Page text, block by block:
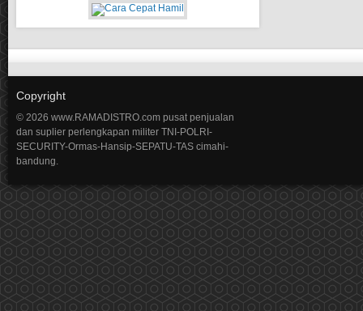
Copyright
© 2026 www.RAMADISTRO.com pusat penjualan
dan suplier perlengkapan militer TNI-POLRI-
SECURITY-Ormas-Hansip-SEPATU-TAS cimahi-
bandung.